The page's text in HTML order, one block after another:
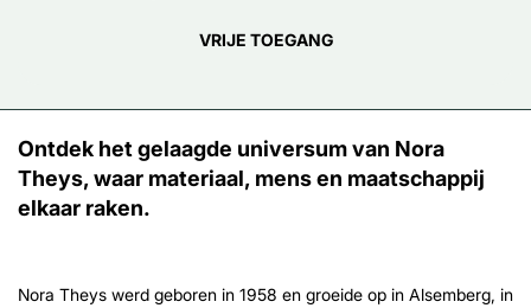
VRIJE TOEGANG
Ontdek het gelaagde universum van Nora
Theys, waar materiaal, mens en maatschappij
elkaar raken.
Nora Theys werd geboren in 1958 en groeide op in Alsemberg, in